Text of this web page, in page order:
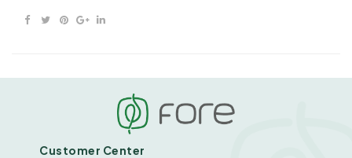
Customer Center